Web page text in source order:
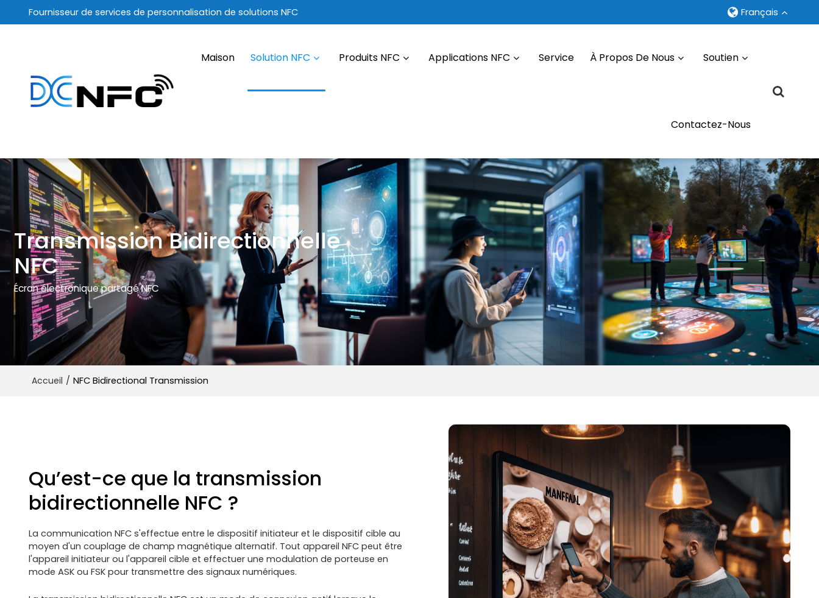
Fournisseur de services de personnalisation de solutions NFC Français
Maison Solution NFC Produits NFC Applications NFC Service À Propos De Nous Soutien
Contactez-Nous
Transmission Bidirectionnelle
NFC
Écran électronique partagé NFC
Accueil / NFC Bidirectional Transmission
Qu’est-ce que la transmission
bidirectionnelle NFC ?
La communication NFC s'effectue entre le dispositif initiateur et le dispositif cible au
moyen d'un couplage de champ magnétique alternatif. Tout appareil NFC peut être
l'appareil initiateur ou l'appareil cible et effectuer une modulation de porteuse en
mode ASK ou FSK pour transmettre des signaux numériques.